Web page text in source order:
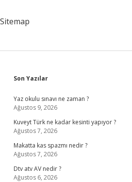
Sitemap
Sidebar
Son Yazılar
Yaz okulu sınavı ne zaman ?
Ağustos 9, 2026
Kuveyt Türk ne kadar kesinti yapıyor ?
Ağustos 7, 2026
Makatta kas spazmı nedir ?
Ağustos 7, 2026
Dtv atv AV nedir ?
Ağustos 6, 2026